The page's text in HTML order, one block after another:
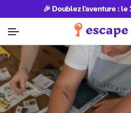
🎉 Doublez l’aventure : le